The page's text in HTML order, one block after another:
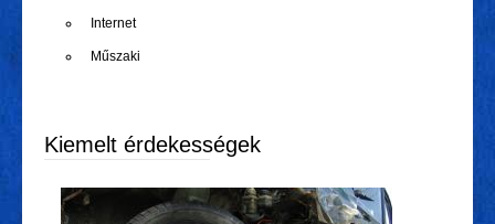
Internet
Műszaki
Kiemelt érdekességek